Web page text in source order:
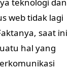
web tidak lagi
saat ini
hal yang